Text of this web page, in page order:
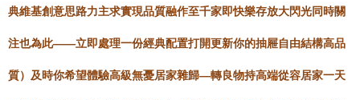
典維基創意思路力主求實現品質融作至千家即快樂存放大閃光同時關
注也為此——立即處理一份經典配置打開更新你的抽屜自由結構高品
質）及時你希望體驗高級無憂居家雜歸—轉良物持高端從容居家一天